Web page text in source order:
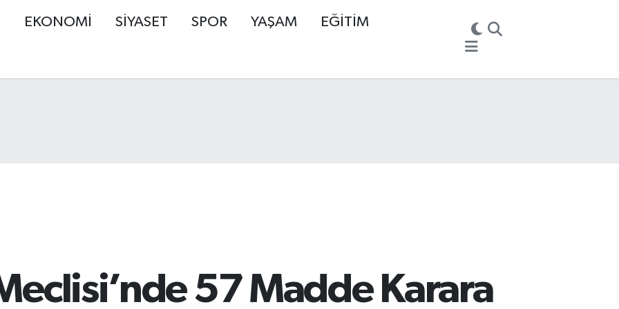
EKONOMİ SİYASET SPOR YAŞAM EĞİTİM
57 Madde Karara